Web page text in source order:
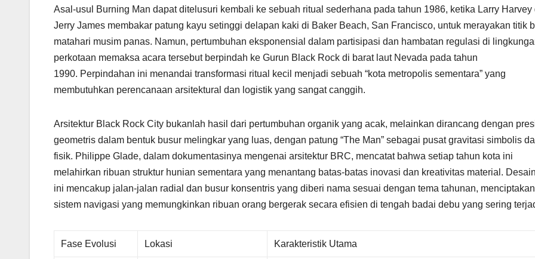
Asal-usul Burning Man dapat ditelusuri kembali ke sebuah ritual sederhana pada tahun 1986, ketika Larry Harvey
Jerry James membakar patung kayu setinggi delapan kaki di Baker Beach, San Francisco, untuk merayakan titik
matahari musim panas. Namun, pertumbuhan eksponensial dalam partisipasi dan hambatan regulasi di
perkotaan memaksa acara tersebut berpindah ke Gurun Black Rock di barat laut Nevada pada tahun
1990. Perpindahan ini menandai transformasi ritual kecil menjadi sebuah “kota metropolis sementara” yang
membutuhkan perencanaan arsitektural dan logistik yang sangat canggih.
Arsitektur Black Rock City bukanlah hasil dari pertumbuhan organik yang acak, melainkan dirancang dengan
geometris dalam bentuk busur melingkar yang luas, dengan patung “The Man” sebagai pusat gravitasi simbolis
fisik. Philippe Glade, dalam dokumentasinya mengenai arsitektur BRC, mencatat bahwa setiap tahun kota ini
melahirkan ribuan struktur hunian sementara yang menantang batas-batas inovasi dan kreativitas material.
ini mencakup jalan-jalan radial dan busur konsentris yang diberi nama sesuai dengan tema tahunan, menciptakan
sistem navigasi yang memungkinkan ribuan orang bergerak secara efisien di tengah badai debu yang sering
Fase Evolusi Lokasi Karakteristik Utama